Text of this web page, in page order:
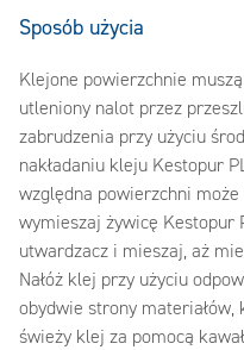
Sposób użycia
Klejone powierzchnie
utleniony nalot przez
zabrudzenia przy użyciu
nakładaniu kleju Kestopur
względna powierzchni
wymieszaj żywicę Kestopur
utwardzacz i mieszaj, aż
Nałóż klej przy użyciu
obydwie strony materiałów,
świeży klej za pomocą